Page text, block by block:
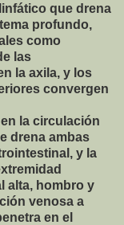
que drena
profundo,
como
las
la axila, y los
convergen
la circulación
drena ambas
y la
alta, hombro y
venosa a
en el